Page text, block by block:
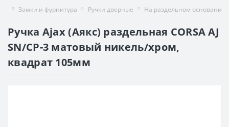
Замки и фурнитура Ручки дверные На раздельном основании
Ручка Ajax (Аякс) раздельная CORSA AJ
SN/CP-3 матовый никель/хром,
квадрат 105мм